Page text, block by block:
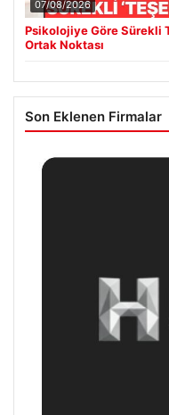
07/08/2026
Psikolojiye Göre Sürekli
Ortak Noktası
Son Eklenen Firmalar